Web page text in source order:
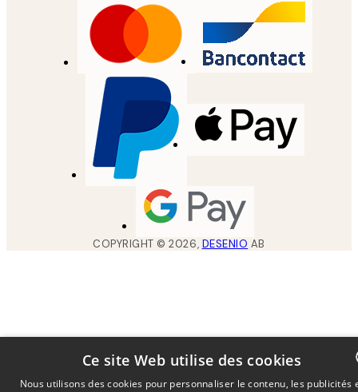
COPYRIGHT ©2026, DESENIO AB
Ce site Web utilise des cookies
Nous utilisons des cookies pour personnaliser le contenu, les publicités